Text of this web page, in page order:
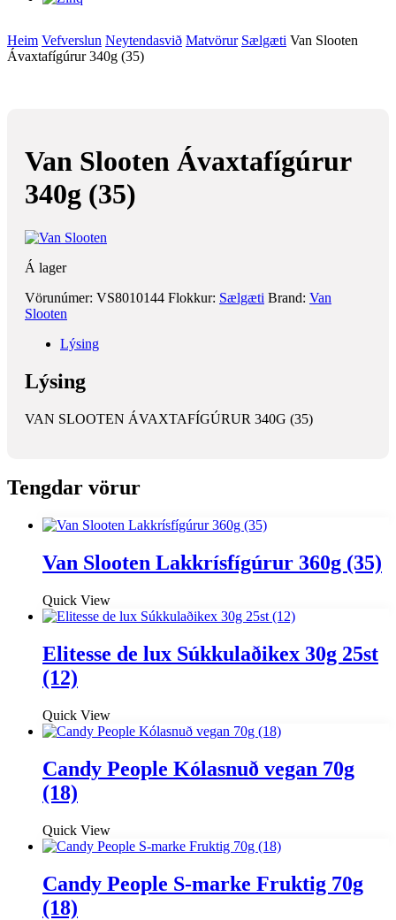
Heim Vefverslun Neytendasvið Matvörur Sælgæti Van Slooten
Ávaxtafígúrur 340g (35)
Van Slooten Ávaxtafígúrur
340g (35)
Á lager
Vörunúmer: VS8010144 Flokkur: Sælgæti Brand: Van
Slooten
Lýsing
Lýsing
VAN SLOOTEN ÁVAXTAFÍGÚRUR 340G (35)
Tengdar vörur
Van Slooten Lakkrísfígúrur 360g (35)
Quick View
Elitesse de lux Súkkulaðikex 30g 25st
(12)
Quick View
Candy People Kólasnuð vegan 70g
(18)
Quick View
Candy People S-marke Fruktig 70g
(18)